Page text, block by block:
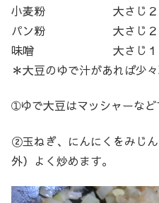
小麦粉 大さじ２
パン粉 大さじ２
味噌 大さじ１
＊大豆のゆで汁があれば少々
➀ゆで大豆はマッシャーなど
②玉ねぎ、にんにくをみじ
外）よく炒めます。